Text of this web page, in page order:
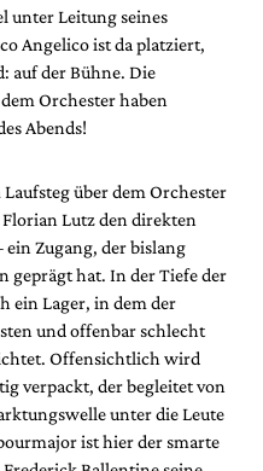
unter Leitung seines
Angelico ist da platziert,
auf der Bühne. Die
Orchester haben
Abends!
über dem Orchester
Lutz den direkten
ein Zugang, der bislang
geprägt hat. In der Tiefe der
ein Lager, in dem der
und offenbar schlecht
Offensichtlich wird
verpackt, der begleitet von
unter die Leute
ist hier der smarte